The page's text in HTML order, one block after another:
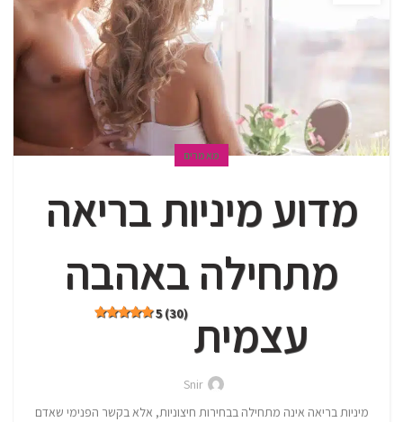
מאמרים
מדוע מיניות בריאה
מתחילה באהבה
עצמית 5 (30)
Snir
מיניות בריאה אינה מתחילה בבחירות חיצוניות, אלא בקשר הפנימי שאדם